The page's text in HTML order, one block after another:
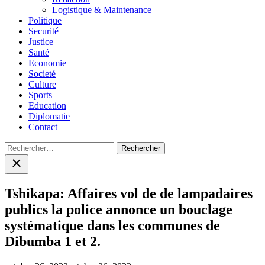
Logistique & Maintenance
Politique
Securité
Justice
Santé
Economie
Societé
Culture
Sports
Education
Diplomatie
Contact
Rechercher :
Close
search
Tshikapa: Affaires vol de de lampadaires
publics la police annonce un bouclage
systématique dans les communes de
Dibumba 1 et 2.